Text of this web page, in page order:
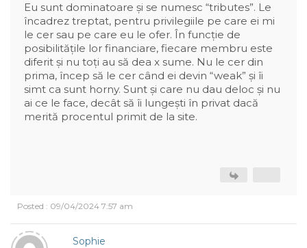
Eu sunt dominatoare și se numesc “tributes”. Le
încadrez treptat, pentru privilegiile pe care ei mi
le cer sau pe care eu le ofer. În funcție de
posibilitățile lor financiare, fiecare membru este
diferit și nu toți au să dea x sume. Nu le cer din
prima, încep să le cer când ei devin “weak” și îi
simt ca sunt horny. Sunt și care nu dau deloc și nu
ai ce le face, decât să îi lungești în privat dacă
merită procentul primit de la site.
Posted : 09/04/2024 7:57 am
Sophie